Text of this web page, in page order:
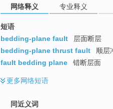
网络释义 专业释义
短语
bedding-plane fault
层面断层
bedding-plane thrust fault
顺层
fault bedding plane
错断层面
更多网络短语
同近义词